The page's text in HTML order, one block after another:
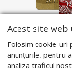
Acest site web
Folosim cookie-uri
anunțurile, pentru
analiza traficul